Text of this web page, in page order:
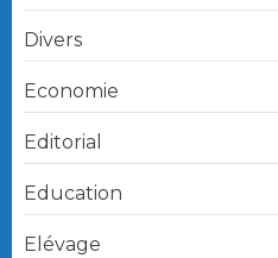
Divers
Economie
Editorial
Education
Elévage